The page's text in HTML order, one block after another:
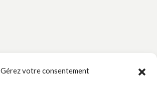
Gérez votre consentement